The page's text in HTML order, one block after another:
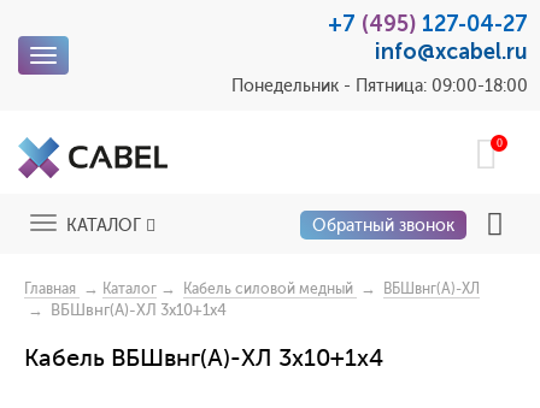
Toggle
+7 (495) 127-04-27
info@xcabel.ru
Понедельник - Пятница: 09:00-18:00
0
ToggleКАТАЛОГ Обратный звонок
Главная → Каталог → Кабель силовой медный → ВБШвнг(А)-ХЛ
→ ВБШвнг(А)-ХЛ 3x10+1x4
Кабель ВБШвнг(А)-ХЛ 3x10+1x4